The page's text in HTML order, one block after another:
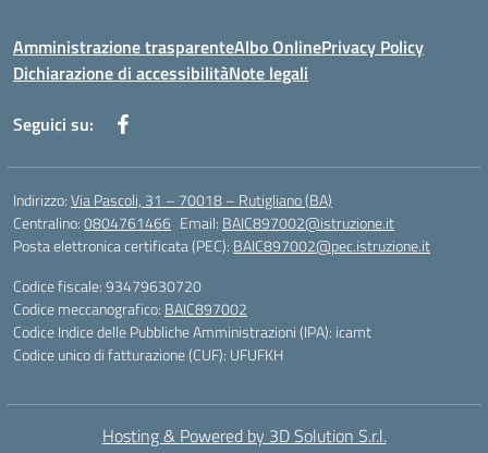
Amministrazione trasparenteAlbo OnlinePrivacy Policy
Dichiarazione di accessibilitàNote legali
Seguici su:
Indirizzo:Via Pascoli, 31 – 70018 – Rutigliano (BA)
Centralino:0804761466 Email: BAIC897002@istruzione.it
Posta elettronica certificata (PEC): BAIC897002@pec.istruzione.it
Codice fiscale: 93479630720
Codice meccanografico: BAIC897002
Codice Indice delle Pubbliche Amministrazioni (IPA): icamt
Codice unico di fatturazione (CUF): UFUFKH
Hosting & Powered by 3D Solution S.r.l.